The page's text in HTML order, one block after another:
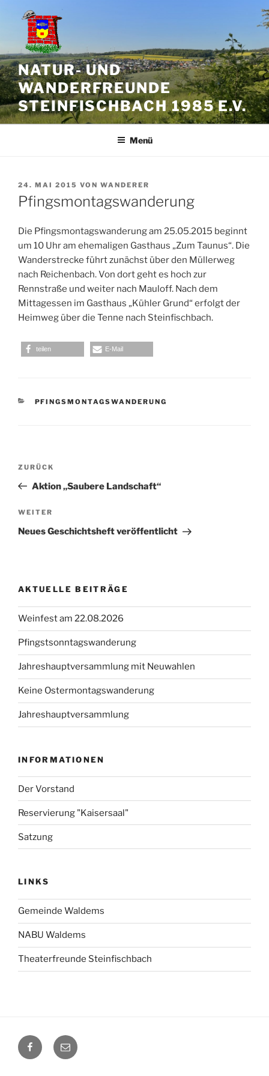
Inhalt
springen
NATUR- UND
WANDERFREUNDE
STEINFISCHBACH 1985 E.V.
Menü
VERÖFFENTLICHT
AM
24. MAI 2015 VON WANDERER
Pfingsmontagswanderung
Die Pfingsmontagswanderung am 25.05.2015 beginnt
um 10 Uhr am ehemaligen Gasthaus „Zum Taunus“. Die
Wanderstrecke führt zunächst über den Müllerweg
nach Reichenbach. Von dort geht es hoch zur
Rennstraße und weiter nach Mauloff. Nach dem
Mittagessen im Gasthaus „Kühler Grund“ erfolgt der
Heimweg über die Tenne nach Steinfischbach.
teilen E-Mail
KATEGORIEN
PFINGSMONTAGSWANDERUNG
Beitragsnavigation
Vorheriger
Beitrag
ZURÜCK
Aktion „Saubere Landschaft“
Nächster
Beitrag
WEITER
Neues Geschichtsheft veröffentlicht
AKTUELLE BEITRÄGE
Weinfest am 22.08.2026
Pfingstsonntagswanderung
Jahreshauptversammlung mit Neuwahlen
Keine Ostermontagswanderung
Jahreshauptversammlung
INFORMATIONEN
Der Vorstand
Reservierung "Kaisersaal"
Satzung
LINKS
Gemeinde Waldems
NABU Waldems
Theaterfreunde Steinfischbach
Facebook
E-
Mail